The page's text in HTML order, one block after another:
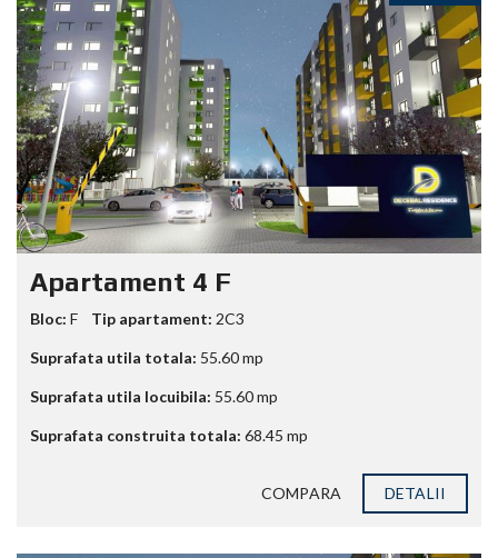
Apartament 4 F
Bloc: F Tip apartament: 2C3
Suprafata utila totala: 55.60mp
Suprafata utila locuibila: 55.60mp
Suprafata construita totala: 68.45 mp
COMPARA DETALII